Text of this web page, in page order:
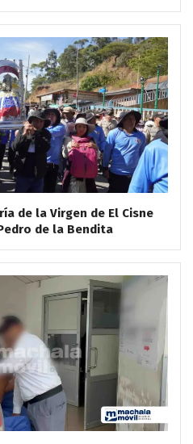
de la Virgen de El Cisne
de la Bendita